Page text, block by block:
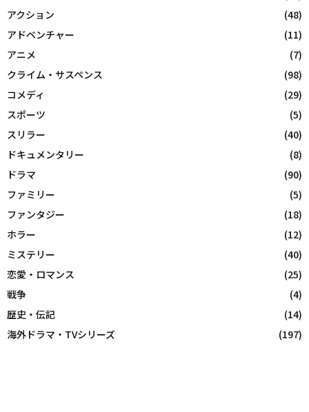
アクション
(48)
アドベンチャー
(11)
アニメ
(7)
クライム・サスペンス
(98)
コメディ
(29)
スポーツ
(5)
スリラー
(40)
ドキュメンタリー
(8)
ドラマ
(90)
ファミリー
(5)
ファンタジー
(18)
ホラー
(12)
ミステリー
(40)
恋愛・ロマンス
(25)
戦争
(4)
歴史・伝記
(14)
海外ドラマ・TVシリーズ
(197)